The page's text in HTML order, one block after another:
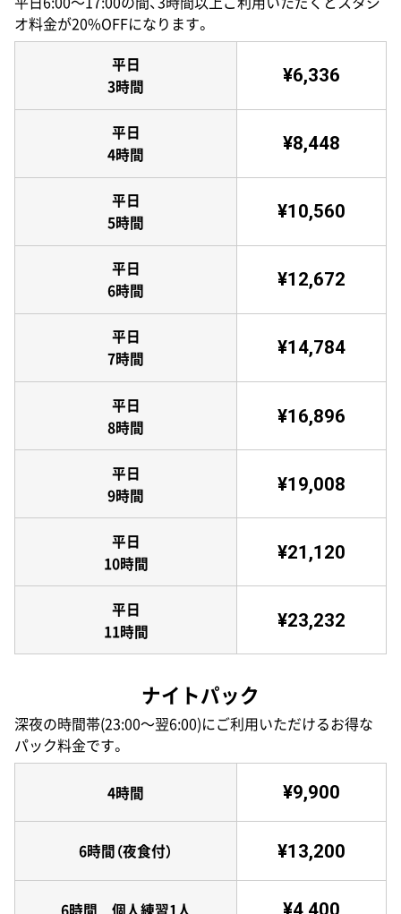
オ料金が20%OFFになります。
平日
3時間
¥6,336
平日
4時間
¥8,448
平日
5時間
¥10,560
平日
6時間
¥12,672
平日
7時間
¥14,784
平日
8時間
¥16,896
平日
9時間
¥19,008
平日
10時間
¥21,120
平日
11時間
¥23,232
ナイトパック
深夜の時間帯(23:00〜翌6:00)にご利用いただけるお得な
パック料金です。
4時間 ¥9,900
6時間（夜食付） ¥13,200
6時間 個人練習1人